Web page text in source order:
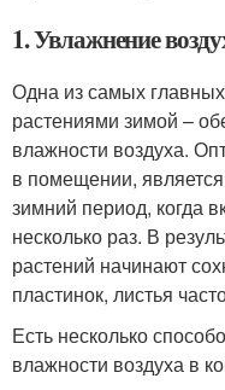
1. Увлажнение
Одна из самых
растениями зимой –
влажности воздуха.
в помещении,
зимний период, когда
несколько раз. В
растений начинают
пластинок, листья
Есть несколько
влажности воздуха в